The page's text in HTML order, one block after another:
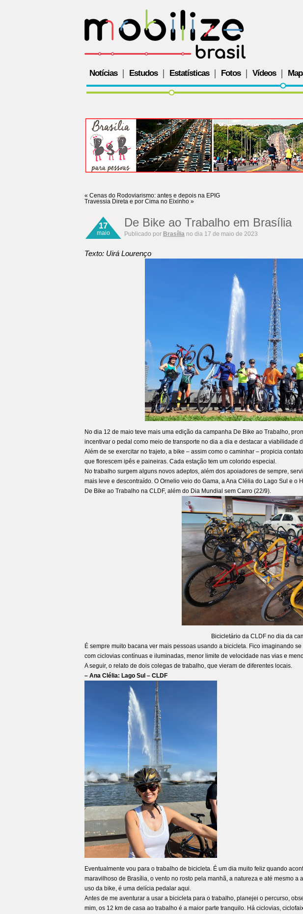
Notícias Estudos Estatísticas Fotos Vídeos
« Cenas do Rodoviarismo: antes e depois na EPIG
Travessia Direta e por Cima no Eixinho »
17
maio
De Bike ao Trabalho em Brasília
Publicado por Brasília no dia 17 de maio de 2023
Texto: Uirá Lourenço
No dia 12 de maio teve mais uma edição da campanha De Bike ao Trabalho,
incentivar o pedal como meio de transporte no dia a dia e destacar a viabilidade
Além de se exercitar no trajeto, a bike – assim como o caminhar – propicia
que florescem ipês e paineiras. Cada estação tem um colorido especial.
No trabalho surgem alguns novos adeptos, além dos apoiadores de sempre,
mais leve e descontraído. O Ornelio veio do Gama, a Ana Clélia do Lago Sul e o
De Bike ao Trabalho na CLDF, além do Dia Mundial sem Carro (22/9).
Bicicletário da CLDF no dia da
É sempre muito bacana ver mais pessoas usando a bicicleta. Fico imaginando
com ciclovias contínuas e iluminadas, menor limite de velocidade nas vias e
A seguir, o relato de dois colegas de trabalho, que vieram de diferentes locais.
– Ana Clélia: Lago Sul – CLDF
Eventualmente vou para o trabalho de bicicleta. É um dia muito feliz quando
maravilhoso de Brasília, o vento no rosto pela manhã, a natureza e até mesmo a
uso da bike, é uma delícia pedalar aqui.
Antes de me aventurar a usar a bicicleta para o trabalho, planejei o percurso,
mim, os 12 km de casa ao trabalho é a maior parte tranquilo. Há ciclovias,